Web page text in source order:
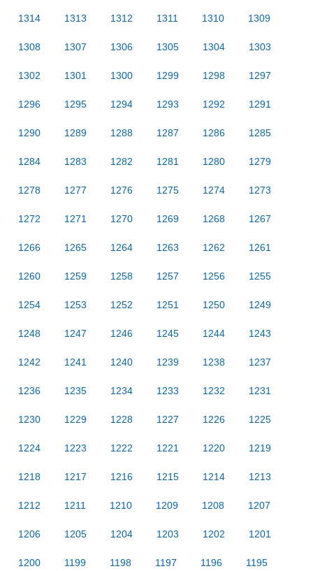
1314 1313 1312 1311 1310 1309
1308 1307 1306 1305 1304 1303
1302 1301 1300 1299 1298 1297
1296 1295 1294 1293 1292 1291
1290 1289 1288 1287 1286 1285
1284 1283 1282 1281 1280 1279
1278 1277 1276 1275 1274 1273
1272 1271 1270 1269 1268 1267
1266 1265 1264 1263 1262 1261
1260 1259 1258 1257 1256 1255
1254 1253 1252 1251 1250 1249
1248 1247 1246 1245 1244 1243
1242 1241 1240 1239 1238 1237
1236 1235 1234 1233 1232 1231
1230 1229 1228 1227 1226 1225
1224 1223 1222 1221 1220 1219
1218 1217 1216 1215 1214 1213
1212 1211 1210 1209 1208 1207
1206 1205 1204 1203 1202 1201
1200 1199 1198 1197 1196 1195